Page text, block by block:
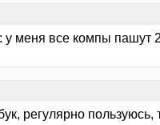
у меня все компы
регулярно пользуюсь,